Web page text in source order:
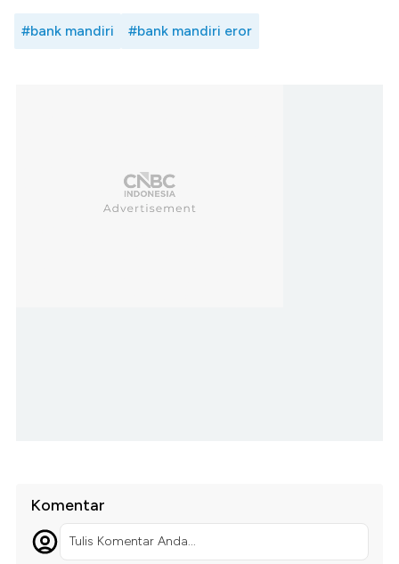
#bank mandiri #bank mandiri eror
Komentar
Tulis Komentar Anda...